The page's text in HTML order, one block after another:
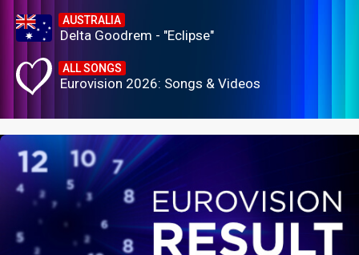
AUSTRALIA
Delta Goodrem - "Eclipse"
ALL SONGS
Eurovision 2026: Songs & Videos